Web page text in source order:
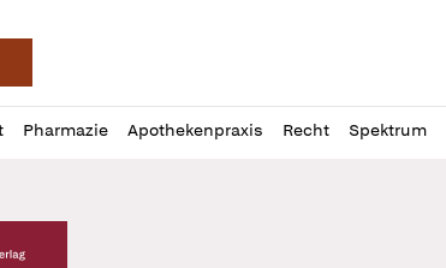
Pharmazie Apothekenpraxis Recht Spektrum
Verlag Logo